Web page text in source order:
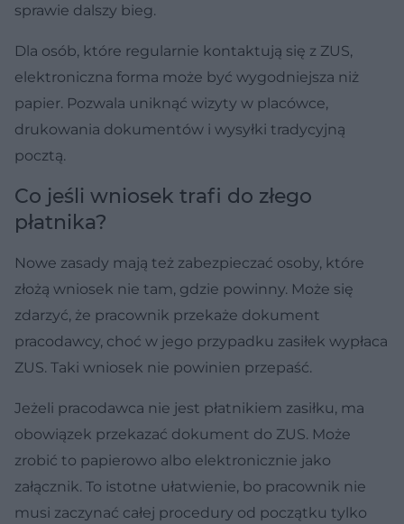
sprawie dalszy bieg.
Dla osób, które regularnie kontaktują się z ZUS,
elektroniczna forma może być wygodniejsza niż
papier. Pozwala uniknąć wizyty w placówce,
drukowania dokumentów i wysyłki tradycyjną
pocztą.
Co jeśli wniosek trafi do złego
płatnika?
Nowe zasady mają też zabezpieczać osoby, które
złożą wniosek nie tam, gdzie powinny. Może się
zdarzyć, że pracownik przekaże dokument
pracodawcy, choć w jego przypadku zasiłek wypłaca
ZUS. Taki wniosek nie powinien przepaść.
Jeżeli pracodawca nie jest płatnikiem zasiłku, ma
obowiązek przekazać dokument do ZUS. Może
zrobić to papierowo albo elektronicznie jako
załącznik. To istotne ułatwienie, bo pracownik nie
musi zaczynać całej procedury od początku tylko